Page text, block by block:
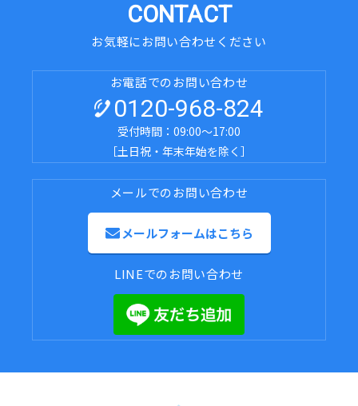
CONTACT
お気軽にお問い合わせください
お電話でのお問い合わせ
0120-968-824
受付時間：09:00～17:00
［土日祝・年末年始を除く］
メールでのお問い合わせ
メールフォームはこちら
LINEでのお問い合わせ